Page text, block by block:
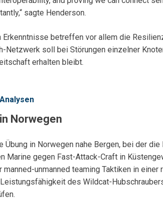
sagte Henderson.
Erkenntnisse betreffen vor allem die
Netzwerk soll bei Störungen einzelner
erhalten bleibt.
Norwegen
Übung in Norwegen nahe Bergen, bei der die
Marine gegen Fast-Attack-Craft in
unmanned teaming Taktiken in einer
des Wildcat-